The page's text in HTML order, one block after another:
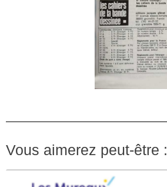
Vous aimerez peut-être :